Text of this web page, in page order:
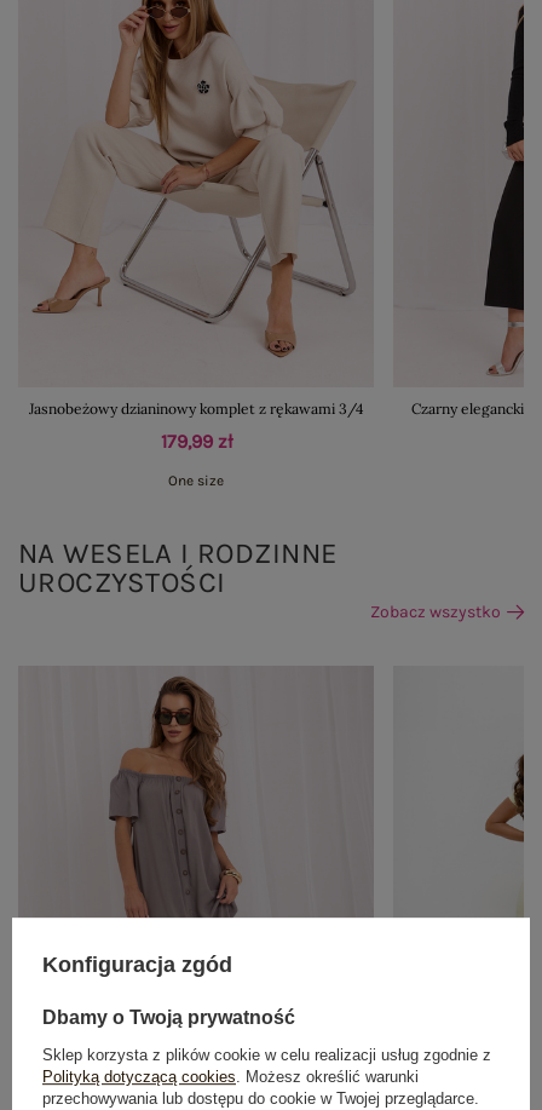
Jasnobeżowy dzianinowy komplet z rękawami 3/4
179,99 zł
One size
Czarny elegancki
NA WESELA I RODZINNE
UROCZYSTOŚCI
Zobacz wszystko
Konfiguracja zgód
Dbamy o Twoją prywatność
Sklep korzysta z plików cookie w celu realizacji usług zgodnie z
Polityką dotyczącą cookies. Możesz określić warunki
przechowywania lub dostępu do cookie w Twojej przeglądarce.